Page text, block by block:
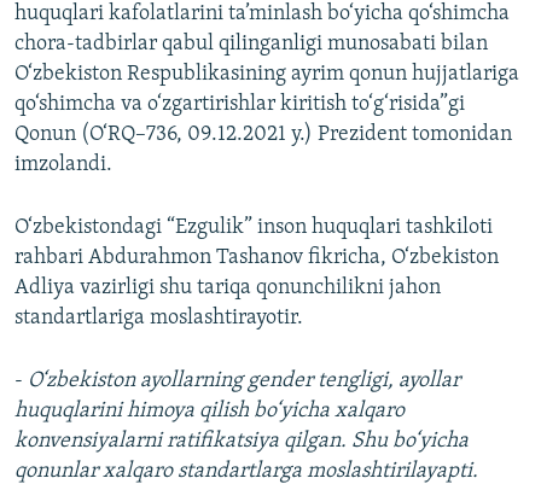
huquqlari kafolatlarini ta’minlash bo‘yicha qo‘shimcha
chora-tadbirlar qabul qilinganligi munosabati bilan
O‘zbekiston Respublikasining ayrim qonun hujjatlariga
qo‘shimcha va o‘zgartirishlar kiritish to‘g‘risida”gi
Qonun (O‘RQ–736, 09.12.2021 y.) Prezident tomonidan
imzolandi.
O‘zbekistondagi “Ezgulik” inson huquqlari tashkiloti
rahbari Abdurahmon Tashanov fikricha, O‘zbekiston
Adliya vazirligi shu tariqa qonunchilikni jahon
standartlariga moslashtirayotir.
- O‘zbekiston ayollarning gender tengligi, ayollar
huquqlarini himoya qilish bo‘yicha xalqaro
konvensiyalarni ratifikatsiya qilgan. Shu bo‘yicha
qonunlar xalqaro standartlarga moslashtirilayapti.